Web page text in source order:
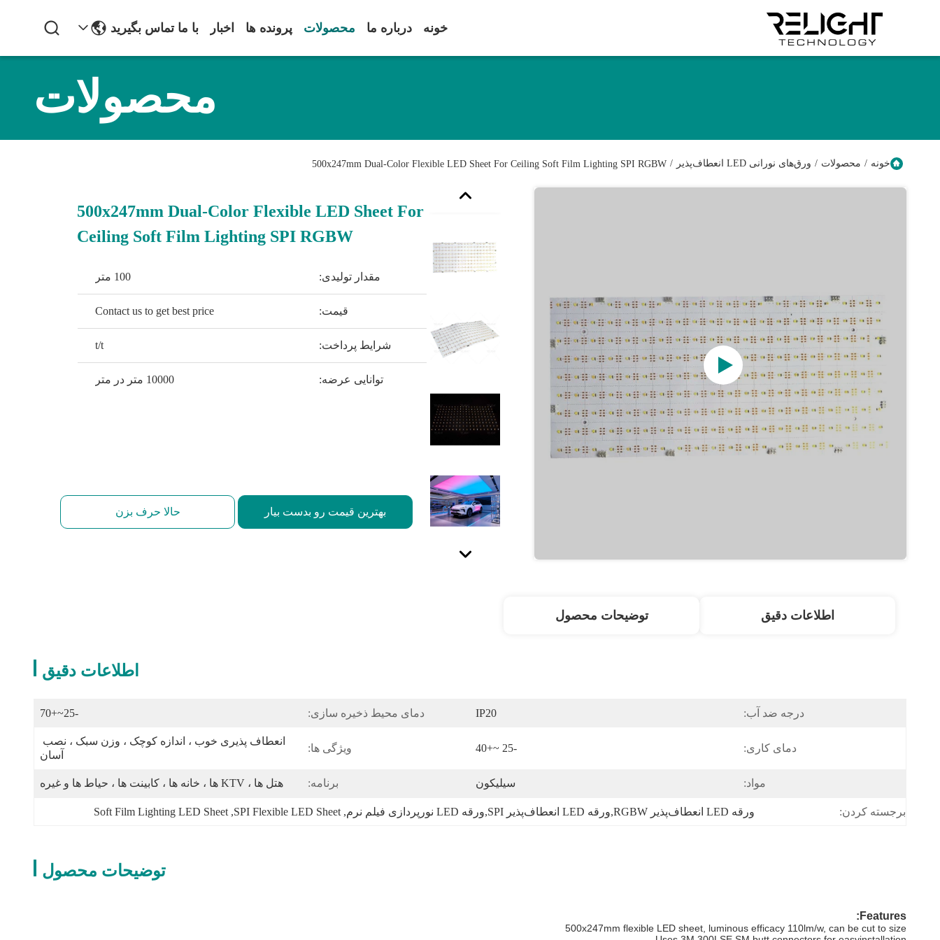
خونه درباره ما محصولات پرونده ها اخبار با ما تماس بگیرید
محصولات
خونه / محصولات / ورق‌های نورانی LED انعطاف‌پذیر /
500x247mm Dual-Color Flexible LED Sheet For Ceiling Soft Film Lighting SPI RGBW
500x247mm Dual-Color Flexible LED Sheet For
Ceiling Soft Film Lighting SPI RGBW
مقدار تولیدی: 100 متر
قیمت: Contact us to get best price
شرایط پرداخت: t/t
توانایی عرضه: 10000 متر در متر
بهترین قیمت رو بدست بیار حالا حرف بزن
اطلاعات دقیق توضیحات محصول
اطلاعات دقیق
درجه ضد آب: IP20 دمای محیط ذخیره سازی: -25~+70
دمای کاری: -25 ~+40 ویژگی ها:
آسان
مواد: سیلیکون برنامه: هتل ها ، KTV ها ، خانه ها ، کابینت ها ، حیاط ها و غیره
برجسته کردن: ورقه LED انعطاف‌پذیر RGBW,ورقه LED انعطاف‌پذیر SPI,ورقه LED نورپردازی فیلم نرم ,
SPI Flexible LED Sheet
,
Soft Film Lighting LED Sheet
توضیحات محصول
Features:
500x247mm flexible LED sheet, luminous efficacy 110lm/w, can be cut to size